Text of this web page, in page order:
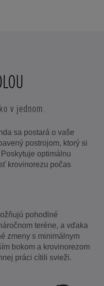
v jednom.
sa postará o vaše
postrojom, ktorý si
optimálnu
krovinorezu počas
pohodlné
teréne, a vďaka
zmeny s minimálnym
bokom a krovinorezom
práci cítili svieži.